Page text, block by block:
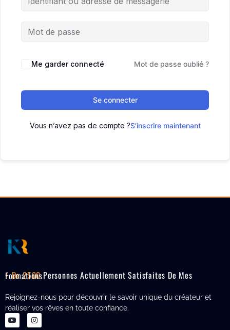
Me garder connecté Mot de passe oublié ?
Se connecter
Vous n’avez pas de compte ?S’inscrire maintenant
+ De 2500
Personnes Actuellement Satisfaites De Mes Formations
Rejoignez-nous pour découvrir le savoir unique du créateur et
réaliser vos rêves en toute confiance.